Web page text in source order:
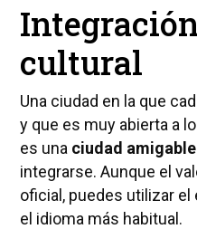
cultural
Una ciudad en la que
y que es muy abierta a
es una ciudad amigable
integrarse. Aunque el
oficial, puedes utilizar
el idioma más habitual.